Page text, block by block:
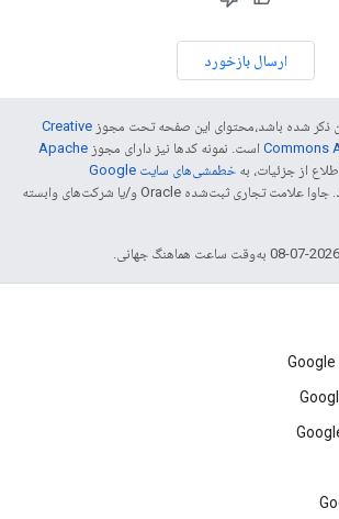
ارسال بازخورد
شده باشد،‌محتوای این صفحه تحت مجوزCreative
است. نمونه کدها نیز دارای مجوزApache
جزئیات، به
خطمشی‌های سایت Google
مراجعه کنید. جاوا علامت تجاری ثبت‌شده Oracle و/یا شرکت‌های وابسته